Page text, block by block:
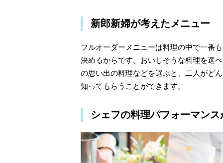
新郎新婦が考えたメニュー
フルオーダーメニューは料理の中で一番
決めるからです。おいしそうな料理を選
の思い出の料理などを選ぶと、二人がど
知ってもらうことができます。
シェフの料理パフォーマンス